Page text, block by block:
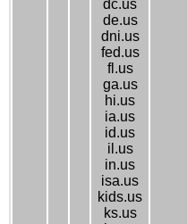
dc.us
de.us
dni.us
fed.us
fl.us
ga.us
hi.us
ia.us
id.us
il.us
in.us
isa.us
kids.us
ks.us